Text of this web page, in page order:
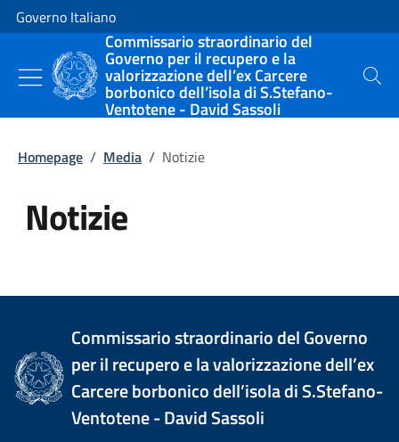
Vai al contenuto
Vai alla navigazione del sito
Governo Italiano
Commissario straordinario del
Governo per il recupero e la
valorizzazione dell’ex Carcere
borbonico dell’isola di S.Stefano-
Ventotene - David Sassoli
Cerca
Homepage / Media / Notizie
Notizie
Tutti i contenuti della pagina
Commissario straordinario del Governo
per il recupero e la valorizzazione dell’ex
Carcere borbonico dell’isola di S.Stefano-
Ventotene - David Sassoli